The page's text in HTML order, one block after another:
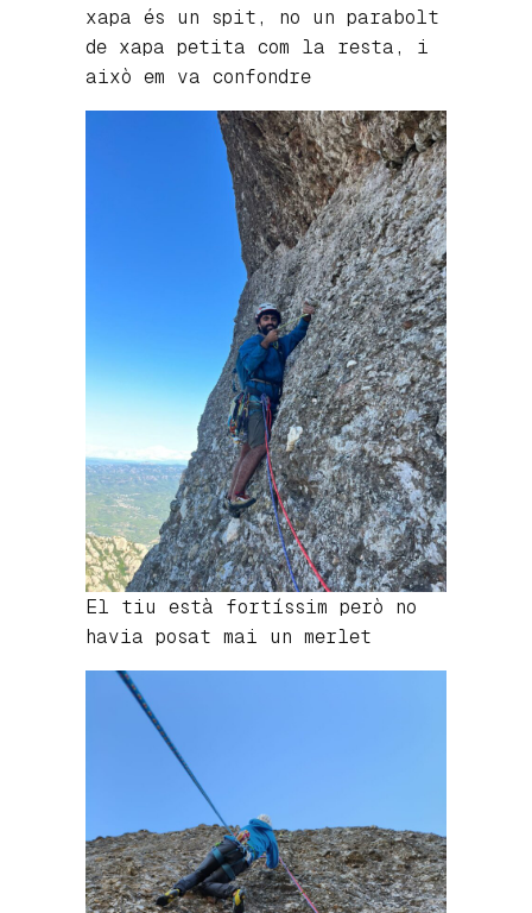
xapa és un spit, no un parabolt
de xapa petita com la resta, i
això em va confondre
El tiu està fortíssim però no
havia posat mai un merlet